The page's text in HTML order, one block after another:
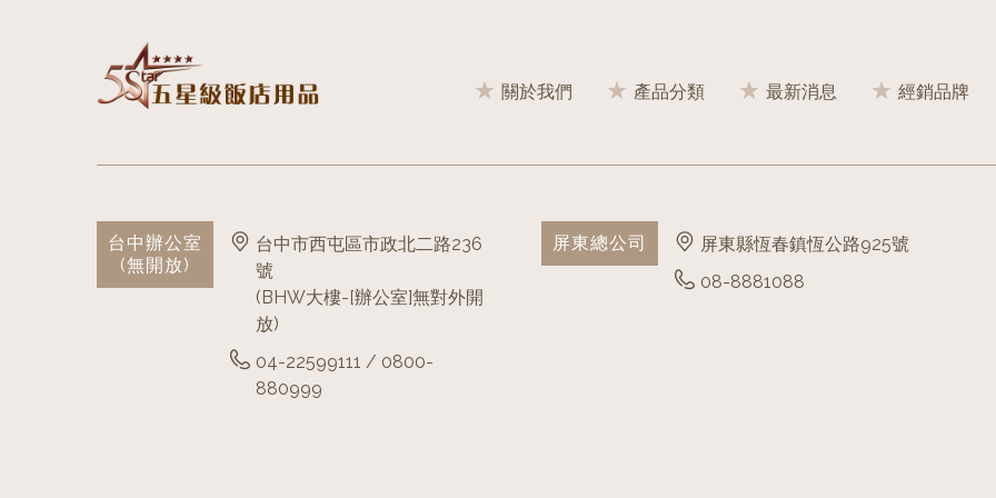
關於我們 產品分類 最新消息 經銷品牌
台中辦公室
(無開放)
台中市西屯區市政北二路236
號
(BHW大樓-[辦公室]無對外開
放)
04-22599111 / 0800-
880999
屏東總公司
屏東縣恆春鎮恆公路925號
08-8881088